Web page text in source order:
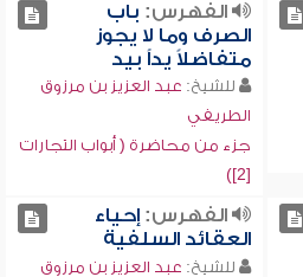
الفهرس: باب
الصرف وما لا يجوز
متفاضلاً يداً بيد
للشيخ: عبد العزيز بن مرزوق
الطريفي
جزء من محاضرة ( أبواب التجارات
[2])
الفهرس:إحياء
العقائد السلفية
للشيخ: عبد العزيز بن مرزوق